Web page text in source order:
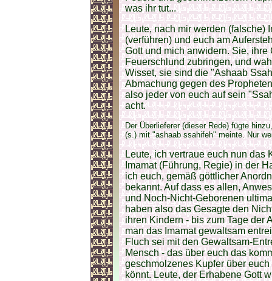
was ihr tut...
Leute, nach mir werden (falsche)
(verführen) und euch am
Gott und mich anwidern. Sie,
Feuerschlund zubringen, und
Wisset, sie sind die "Ashaab
Abmachung gegen des
also jeder von euch auf sein
acht.
Der Überlieferer (dieser Rede) fügte
(s.) mit "ashaab ssahifeh" meinte. Nur
Leute, ich vertraue euch nun das
Imamat (Führung, Regie) in der
ich euch, gemäß göttlicher
bekannt. Auf dass es allen,
und Noch-Nicht-Geborenen
haben also das Gesagte den
ihren Kindern - bis zum Tage der
man das Imamat gewaltsam
Fluch sei mit den Gewaltsam-
Mensch - das über euch das
geschmolzenes Kupfer über
könnt. Leute, der Erhabene Gott